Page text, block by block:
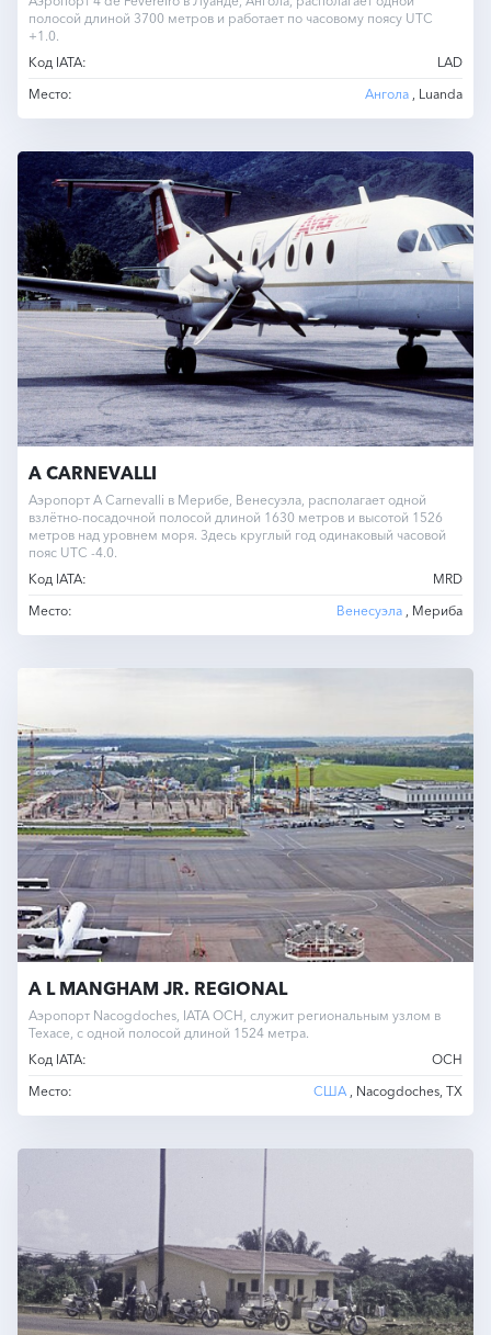
полосой длиной 3700 метров и работает по часовому поясу UTC
+1.0.
Код IATA:
LAD
Место:
Ангола , Luanda
A CARNEVALLI
Аэропорт A Carnevalli в Мерибе, Венесуэла, располагает одной
взлётно-посадочной полосой длиной 1630 метров и высотой 1526
метров над уровнем моря. Здесь круглый год одинаковый часовой
пояс UTC -4.0.
Код IATA:
MRD
Место:
Венесуэла , Мериба
A L MANGHAM JR. REGIONAL
Аэропорт Nacogdoches, IATA OCH, служит региональным узлом в
Техасе, с одной полосой длиной 1524 метра.
Код IATA:
OCH
Место:
США , Nacogdoches, TX